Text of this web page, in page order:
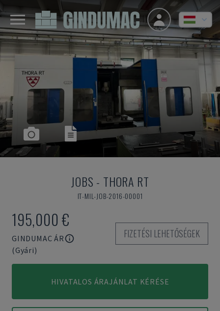
JOBS - THORA RT
IT-MIL-JOB-2016-00001
195,000 €
GINDUMAC ÁR
(Gyári)
FIZETÉSI LEHETŐSÉGEK
HIVATALOS ÁRAJÁNLAT KÉRÉSE